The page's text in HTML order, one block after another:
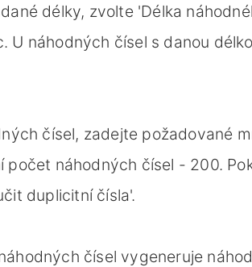
délky, zvolte 'Délka
U náhodných čísel s danou
čísel, zadejte požadované
náhodných čísel - 200.
duplicitní čísla'.
čísel vygeneruje